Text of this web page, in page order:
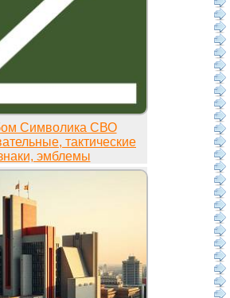
Символика СВО
тактические
эмблемы